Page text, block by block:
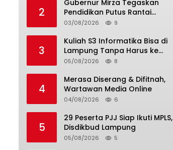
2
Gubernur Mirza Tegaskan
Pendidikan Putus Rantai
Kemiskinan
03/08/2026 9
3
Kuliah S3 Informatika Bisa di
Lampung Tanpa Harus ke
Luar Daerah
05/08/2026 8
4
Merasa Diserang & Difitnah,
Wartawan Media Online
04/08/2026 6
5
29 Peserta PJJ Siap Ikuti MPLS,
Disdikbud Lampung
05/08/2026 5